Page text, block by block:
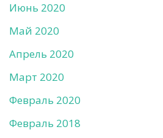
Июнь 2020
Май 2020
Апрель 2020
Март 2020
Февраль 2020
Февраль 2018